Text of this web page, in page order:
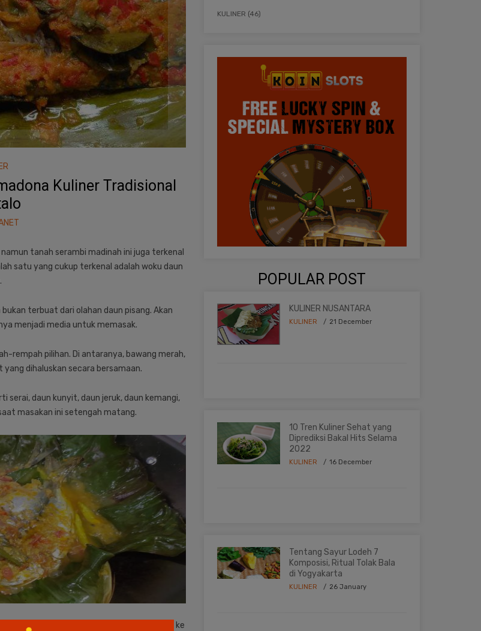
Kuliner Tradisional
tanah serambi madinah ini juga terkenal
satu yang cukup terkenal adalah woku daun
terbuat dari olahan daun pisang. Akan
menjadi media untuk memasak.
rempah pilihan. Di antaranya, bawang merah,
dihaluskan secara bersamaan.
serai, daun kunyit, daun jeruk, daun kemangi,
masakan ini setengah matang.
halus maupun bumbu tambahan lainnya ke
KULINER (46)
POPULAR POST
KULINER NUSANTARA
KULINER 21 December
10 Tren Kuliner Sehat yang
Diprediksi Bakal Hits Selama
2022
KULINER 16 December
Tentang Sayur Lodeh 7
Komposisi, Ritual Tolak Bala
di Yogyakarta
KULINER 26 January